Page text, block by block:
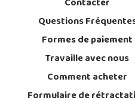
Questions
Formes de paiement
Travaille avec nous
Comment acheter